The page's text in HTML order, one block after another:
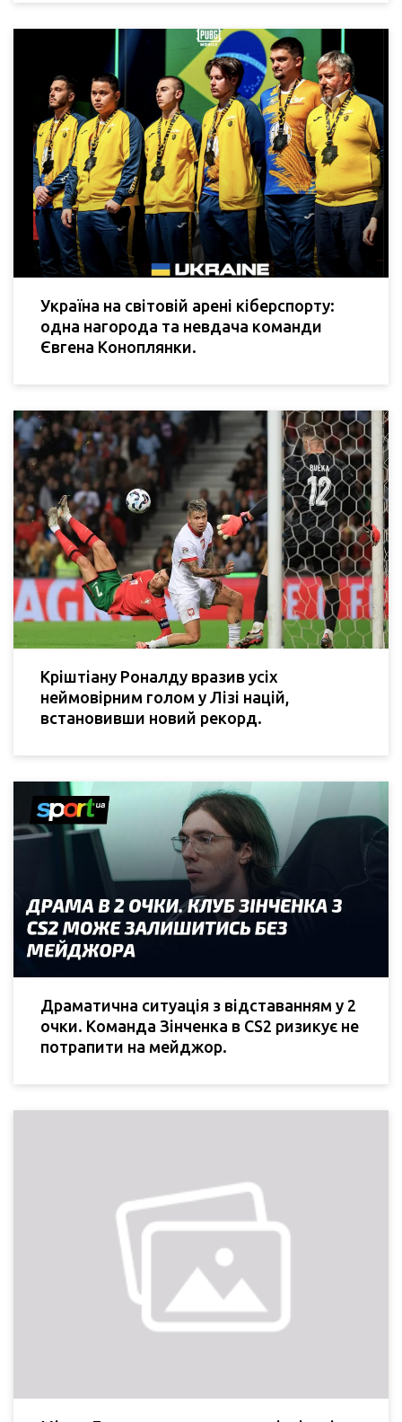
Україна на світовій арені кіберспорту:
одна нагорода та невдача команди
Євгена Коноплянки.
Кріштіану Роналду вразив усіх
неймовірним голом у Лізі націй,
встановивши новий рекорд.
Драматична ситуація з відставанням у 2
очки. Команда Зінченка в CS2 ризикує не
потрапити на мейджор.